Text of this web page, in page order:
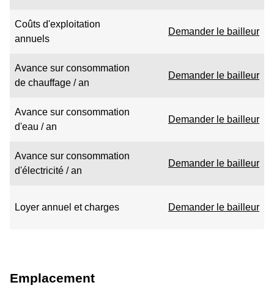
Coûts d'exploitation
annuels
Demander le bailleur
Avance sur consommation
de chauffage / an
Demander le bailleur
Avance sur consommation
d'eau / an
Demander le bailleur
Avance sur consommation
d'électricité / an
Demander le bailleur
Loyer annuel et charges Demander le bailleur
Emplacement